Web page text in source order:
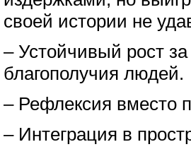
своей истории не
– Устойчивый рост
благополучия людей.
– Рефлексия вместо
– Интеграция в